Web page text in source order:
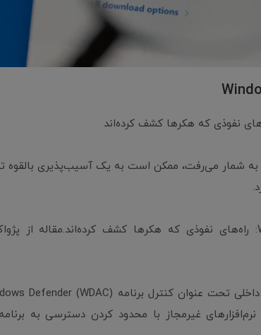
به شمار می‌رفت، ممکن است به یک آسیب‌پذیری بالقوه
غیرمجاز با محدود کردن دسترسی به